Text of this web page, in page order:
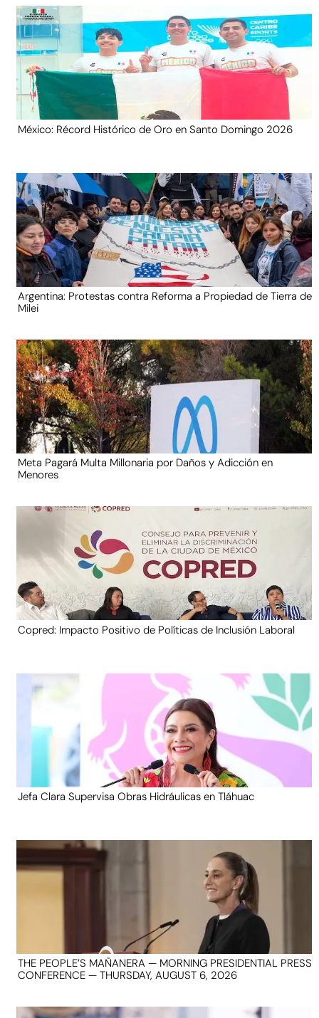
México: Récord Histórico de Oro en Santo Domingo 2026
Argentina: Protestas contra Reforma a Propiedad de Tierra de
Milei
Meta Pagará Multa Millonaria por Daños y Adicción en
Menores
Copred: Impacto Positivo de Políticas de Inclusión Laboral
Jefa Clara Supervisa Obras Hidráulicas en Tláhuac
THE PEOPLE’S MAÑANERA — MORNING PRESIDENTIAL PRESS
CONFERENCE — THURSDAY, AUGUST 6, 2026